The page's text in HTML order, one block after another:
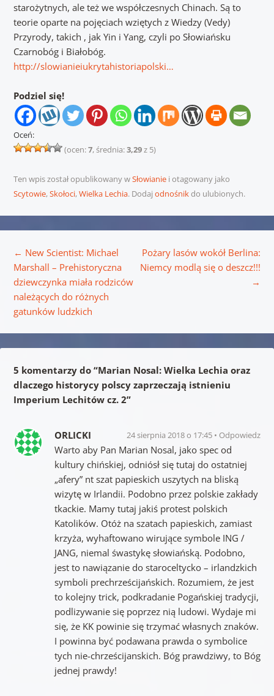
starożytnych, ale też we współczesnych Chinach. Są to
teorie oparte na pojęciach wziętych z Wiedzy (Vedy)
Przyrody, takich , jak Yin i Yang, czyli po Słowiańsku
Czarnobóg i Białobóg.
http://slowianieiukrytahistoriapolski…
Podziel się!
Oceń:
(ocen:7, średnia:3,29z 5)
Ten wpis został opublikowany wSłowianiei otagowany jako
Scytowie,Skołoci,Wielka Lechia. Dodaj odnośnikdo ulubionych.
← New Scientist: Michael
Marshall – Prehistoryczna
dziewczynka miała rodziców
należących do różnych
gatunków ludzkich
Pożary lasów wokół Berlina:
Niemcy modlą się o deszcz!!!
→
5 komentarzy do “Marian Nosal: Wielka Lechia oraz
dlaczego historycy polscy zaprzeczają istnieniu
Imperium Lechitów cz. 2”
ORLICKI 24 sierpnia 2018 o 17:45 Odpowiedz
Warto aby Pan Marian Nosal, jako spec od
kultury chińskiej, odniósł się tutaj do ostatniej
„afery” nt szat papieskich uszytych na bliską
wizytę w Irlandii. Podobno przez polskie zakłady
tkackie. Mamy tutaj jakiś protest polskich
Katolików. Otóż na szatach papieskich, zamiast
krzyża, wyhaftowano wirujące symbole ING /
JANG, niemal śwastykę słowiańską. Podobno,
jest to nawiązanie do staroceltycko – irlandzkich
symboli prechrześcijańskich. Rozumiem, że jest
to kolejny trick, podkradanie Pogańskiej tradycji,
podlizywanie się poprzez nią ludowi. Wydaje mi
się, że KK powinie się trzymać własnych znaków.
I powinna być podawana prawda o symbolice
tych nie-chrześcijanskich. Bóg prawdziwy, to Bóg
jednej prawdy!